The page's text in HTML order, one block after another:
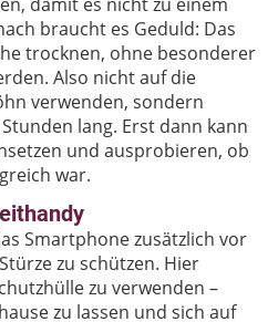
braucht es Geduld: Das
trocknen, ohne besonderer
Also nicht auf die
verwenden, sondern
lang. Erst dann kann
und ausprobieren, ob
war.
Smartphone zusätzlich vor
zu schützen. Hier
zu verwenden –
zu lassen und sich auf